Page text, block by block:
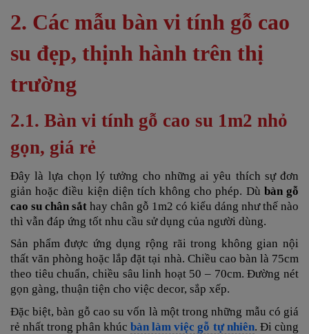
2. Các mẫu bàn vi tính gỗ cao
su đẹp, thịnh hành trên thị
trường
2.1. Bàn vi tính gỗ cao su 1m2 nhỏ
gọn, giá rẻ
Đây là lựa chọn lý tưởng cho những ai yêu thích sự đơn
giản hoặc điều kiện diện tích không cho phép. Dù bàn gỗ
cao su chân sắt hay chân gỗ 1m2 có kiểu dáng như thế nào
thì vẫn đáp ứng tốt nhu cầu sử dụng của người dùng.
Sản phẩm được ứng dụng rộng rãi trong không gian nội
thất văn phòng hoặc lắp đặt tại nhà. Chiều cao bàn là 75cm
theo tiêu chuẩn, chiều sâu linh hoạt 50 – 70cm. Đường nét
gọn gàng, thuận tiện cho việc decor, sắp xếp.
Đặc biệt, bàn gỗ cao su vốn là một trong những mẫu có giá
rẻ nhất trong phân khúc bàn làm việc gỗ tự nhiên. Đi cùng